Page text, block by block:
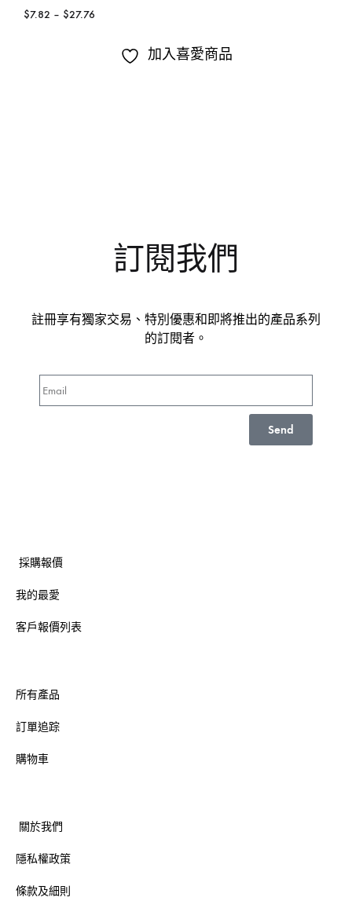
$7.82 – $27.76
加入喜愛商品
訂閱我們
註冊享有獨家交易、特別優惠和即將推出的產品系列
的訂閱者。
Send
採購報價
我的最愛
客戶報價列表
所有產品
訂單追踪
購物車
關於我們
隱私權政策
條款及細則